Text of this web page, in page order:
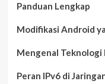
Panduan Lengkap
Modifikasi Android
Mengenal Teknologi
Peran IPv6 di